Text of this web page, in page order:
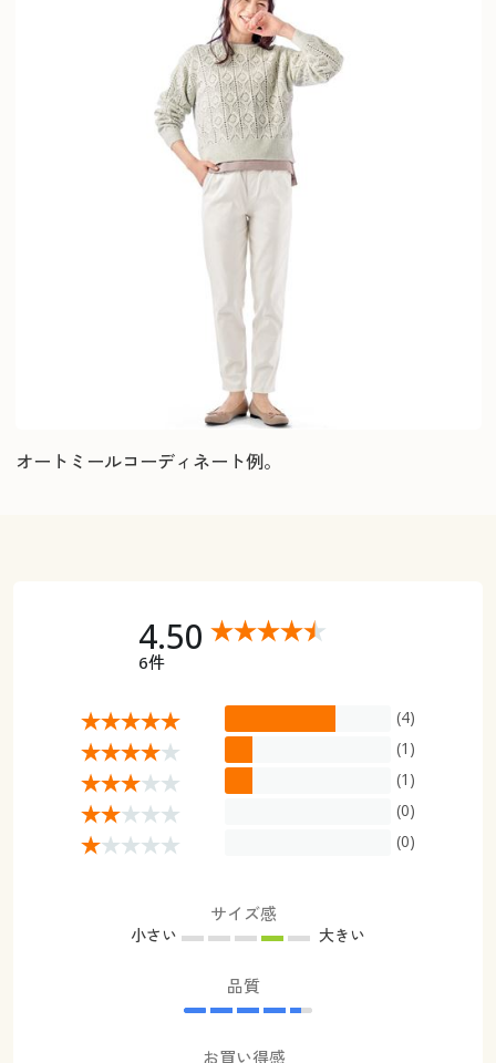
オートミールコーディネート例。
4.50
6件
(4)
(1)
(1)
(0)
(0)
サイズ感
小さい 大きい
品質
お買い得感